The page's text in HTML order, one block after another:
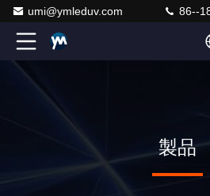
umi@ymleduv.com 86--
製品